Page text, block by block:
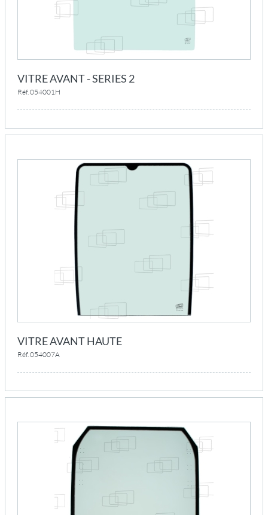
VITRE AVANT - SERIES 2
Réf. 054001H
VITRE AVANT HAUTE
Réf. 054007A